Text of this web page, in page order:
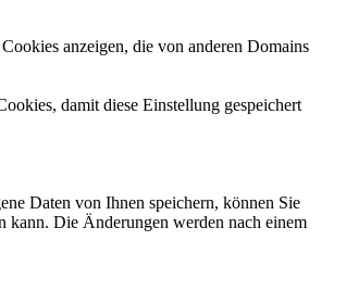
anzeigen, die von anderen Domains
damit diese Einstellung gespeichert
Daten von Ihnen speichern, können Sie
kann. Die Änderungen werden nach einem